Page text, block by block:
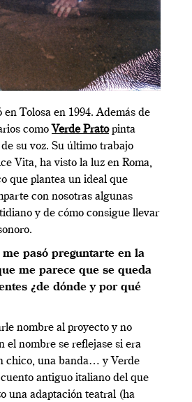
Tolosa en 1994. Además de
como Verde Pratopinta
su voz. Su último trabajo
Vita, ha visto la luz en Roma,
que plantea un ideal que
con nosotras algunas
y de cómo consigue llevar
me pasó preguntarte en la
me parece que se queda
¿de dónde y por qué
nombre al proyecto y no
el nombre se reflejase si era
chico, una banda… y Verde
antiguo italiano del que
una adaptación teatral (ha